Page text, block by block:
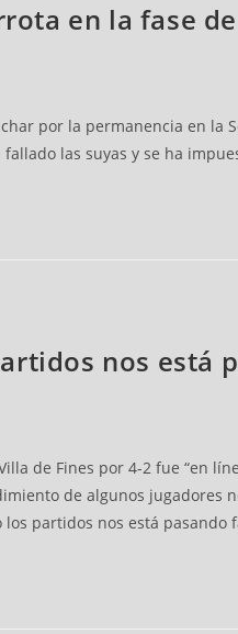
en la fase
por la permanencia en la
las suyas y se ha
nos está
de Fines por 4-2 fue “en
de algunos jugadores
partidos nos está pasando